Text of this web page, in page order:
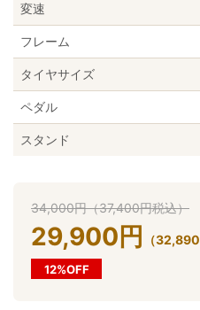
変速
フレーム
タイヤサイズ
ペダル
スタンド
34,000円（37,400円税込）
29,900 円 （32,890
12%OFF